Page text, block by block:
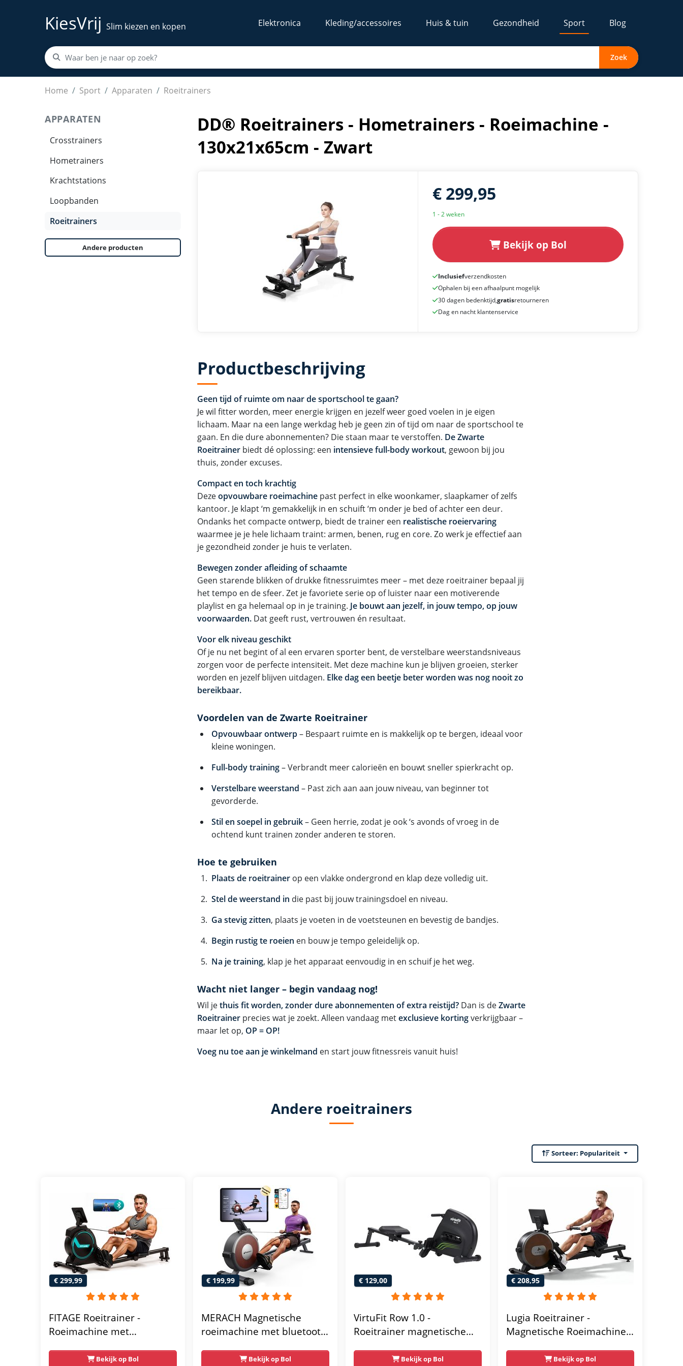
KiesVrij Slim kiezen en kopen Elektronica Kleding/accessoires Huis & tuin Gezondheid Sport Blog
Zoek
Home Sport Apparaten Roeitrainers
DD® Roeitrainers - Hometrainers - Roeimachine - 130x21x65cm - Zwart
APPARATEN
Crosstrainers
Hometrainers
Krachtstations
Loopbanden
Roeitrainers
Andere producten
DD® Roeitrainers - Hometrainers - Roeimachine -
130x21x65cm - Zwart
€ 299,95
1 - 2 weken
Bekijk op Bol
Inclusiefverzendkosten
Ophalen bij een afhaalpunt mogelijk
30 dagen bedenktijd,gratisretourneren
Dag en nacht klantenservice
Productbeschrijving
Geen tijd of ruimte om naar de sportschool te gaan?
Je wil fitter worden, meer energie krijgen en jezelf weer goed voelen in je eigen
lichaam. Maar na een lange werkdag heb je geen zin of tijd om naar de sportschool te
gaan. En die dure abonnementen? Die staan maar te verstoffen. De Zwarte
Roeitrainer biedt dé oplossing: een intensieve full-body workout, gewoon bij jou
thuis, zonder excuses.
Compact en toch krachtig
Dezeopvouwbare roeimachine past perfect in elke woonkamer, slaapkamer of zelfs
kantoor. Je klapt ‘m gemakkelijk in en schuift ‘m onder je bed of achter een deur.
Ondanks het compacte ontwerp, biedt de trainer een realistische roeiervaring
waarmee je je hele lichaam traint: armen, benen, rug en core. Zo werk je effectief aan
je gezondheid zonder je huis te verlaten.
Bewegen zonder afleiding of schaamte
Geen starende blikken of drukke fitnessruimtes meer – met deze roeitrainer bepaal jij
het tempo en de sfeer. Zet je favoriete serie op of luister naar een motiverende
playlist en ga helemaal op in je training. Je bouwt aan jezelf, in jouw tempo, op jouw
voorwaarden. Dat geeft rust, vertrouwen én resultaat.
Voor elk niveau geschikt
Of je nu net begint of al een ervaren sporter bent, de verstelbare weerstandsniveaus
zorgen voor de perfecte intensiteit. Met deze machine kun je blijven groeien, sterker
worden en jezelf blijven uitdagen. Elke dag een beetje beter worden was nog nooit zo
bereikbaar.
Voordelen van de Zwarte Roeitrainer
Opvouwbaar ontwerp– Bespaart ruimte en is makkelijk op te bergen, ideaal voor
kleine woningen.
Full-body training– Verbrandt meer calorieën en bouwt sneller spierkracht op.
Verstelbare weerstand – Past zich aan aan jouw niveau, van beginner tot
gevorderde.
Stil en soepel in gebruik– Geen herrie, zodat je ook ‘s avonds of vroeg in de
ochtend kunt trainen zonder anderen te storen.
Hoe te gebruiken
Plaats de roeitrainer op een vlakke ondergrond en klap deze volledig uit.
Stel de weerstand in die past bij jouw trainingsdoel en niveau.
Ga stevig zitten, plaats je voeten in de voetsteunen en bevestig de bandjes.
Begin rustig te roeien en bouw je tempo geleidelijk op.
Na je training, klap je het apparaat eenvoudig in en schuif je het weg.
Wacht niet langer – begin vandaag nog!
Wil jethuis fit worden, zonder dure abonnementen of extra reistijd? Dan is deZwarte
Roeitrainer precies wat je zoekt. Alleen vandaag metexclusieve kortingverkrijgbaar –
maar let op, OP = OP!
Voeg nu toe aan je winkelmand en start jouw fitnessreis vanuit huis!
Andere roeitrainers
Sorteer: Populariteit
€ 299,99
FITAGE Roeitrainer -
Roeimachine met
App - Inklapbaar
Bekijk op Bol
€ 199,99
MERACH Magnetische
roeimachine met bluetooth
Stille roeitrainer voor thuis
Bekijk op Bol
€ 129,00
VirtuFit Row 1.0 -
Roeitrainer magnetische
LCD-scherm - 4Bekijk op Bol
€ 208,95
Lugia Roeitrainer -
Magnetische Roeimachine -
Geschikt voor lange
Bekijk op Bol